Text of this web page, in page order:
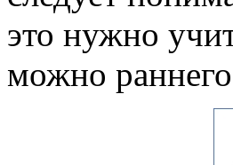
это нужно
можно раннего